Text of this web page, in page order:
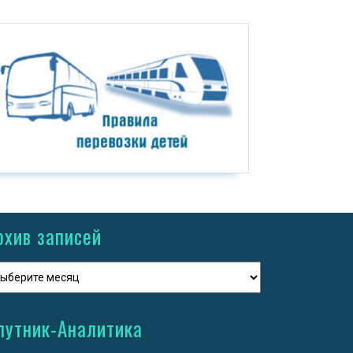
записей
Аналитика